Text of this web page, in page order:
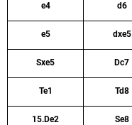
e4 d6
e5 dxe5
Sxe5 Dc7
Te1 Td8
15.De2 Se8